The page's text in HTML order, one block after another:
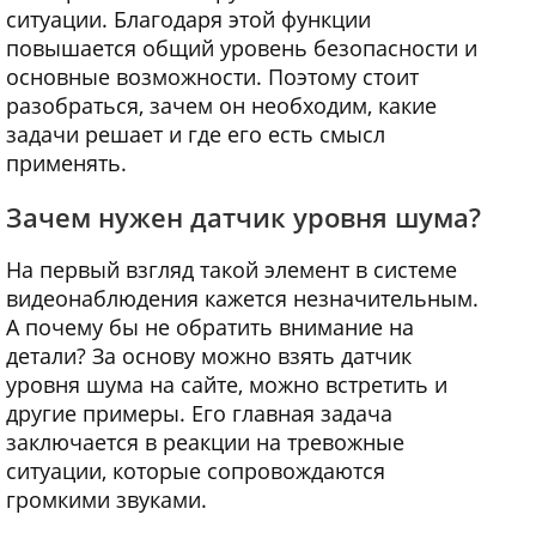
ситуации. Благодаря этой функции
повышается общий уровень безопасности и
основные возможности. Поэтому стоит
разобраться, зачем он необходим, какие
задачи решает и где его есть смысл
применять.
Зачем нужен датчик уровня шума?
На первый взгляд такой элемент в системе
видеонаблюдения кажется незначительным.
А почему бы не обратить внимание на
детали? За основу можно взять датчик
уровня шума на сайте, можно встретить и
другие примеры. Его главная задача
заключается в реакции на тревожные
ситуации, которые сопровождаются
громкими звуками.